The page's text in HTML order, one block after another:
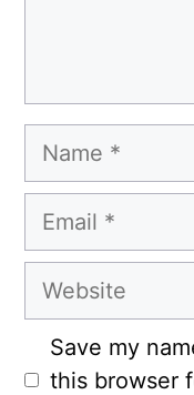
Name
Email
Website
Save my
this browser